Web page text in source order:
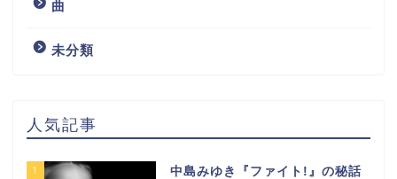
曲
未分類
人気記事
1
中島みゆき『ファイト!』の秘話